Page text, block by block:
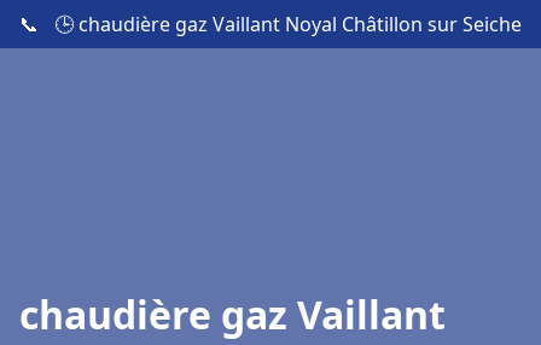
📞 🕒 chaudière gaz Vaillant Noyal Châtillon sur Seiche
chaudière gaz Vaillant